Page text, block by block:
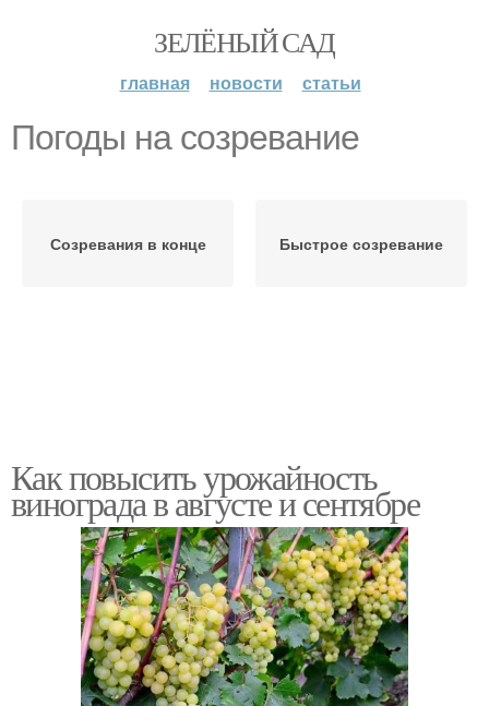
ЗЕЛЁНЫЙ САД
главная новости статьи
Погоды на созревание
Созревания в конце Быстрое созревание
Как повысить урожайность
винограда в августе и сентябре